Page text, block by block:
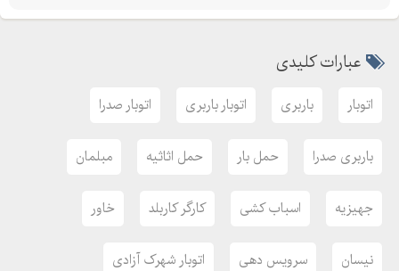
عبارات کلیدی
اتوبار باربری اتوبار باربری اتوبار صدرا
باربری صدرا حمل بار حمل اثاثیه مبلمان
جهیزیه اسباب کشی کارگر کاربلد خاور
نیسان سرویس دهی اتوبار شهرک آزادی